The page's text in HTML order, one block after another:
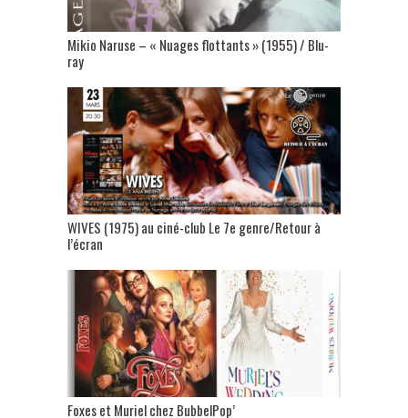
Mikio Naruse – « Nuages flottants » (1955) / Blu-
ray
WIVES (1975) au ciné-club Le 7e genre/Retour à
l’écran
Foxes et Muriel chez BubbelPop’